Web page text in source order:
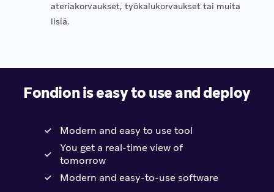
ateriakorvaukset, työkalukorvaukset tai muita
lisiä.
Fondion is easy to use and deploy
Modern and easy to use tool
You get a real-time view of
tomorrow
Modern and easy-to-use software